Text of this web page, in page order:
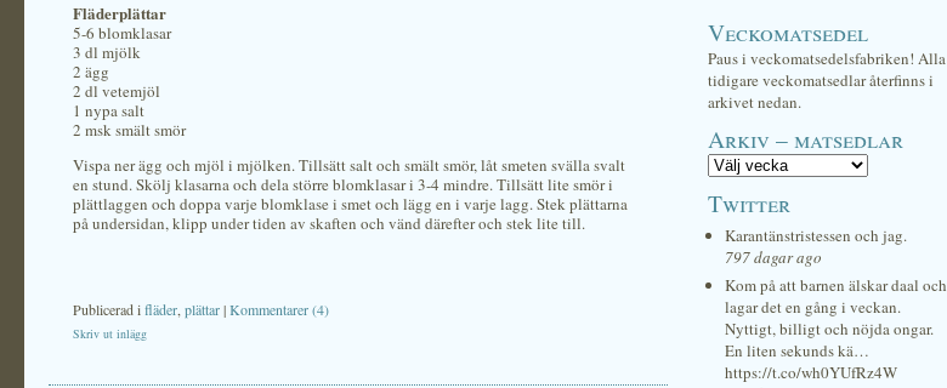
Fläderplättar
5-6 blomklasar
3 dl mjölk
2 ägg
2 dl vetemjöl
1 nypa salt
2 msk smält smör
Vispa ner ägg och mjöl i mjölken. Tillsätt salt och smält smör, låt smeten svälla svalt
en stund. Skölj klasarna och dela större blomklasar i 3-4 mindre. Tillsätt lite smör i
plättlaggen och doppa varje blomklase i smet och lägg en i varje lagg. Stek plättarna
på undersidan, klipp under tiden av skaften och vänd därefter och stek lite till.
Publicerad ifläder plättar|Kommentarer (4)
Skriv ut inlägg
Veckomatsedel
Paus i veckomatsedelsfabriken! Alla
tidigare veckomatsedlar återfinns i
arkivet nedan.
Arkiv – matsedlar
Twitter
Karantänstristessen och jag.
797 dagar ago
Kom på att barnen älskar daal och
lagar det en gång i veckan.
Nyttigt, billigt och nöjda ongar.
En liten sekunds kä…
https://t.co/wh0YUfRz4W